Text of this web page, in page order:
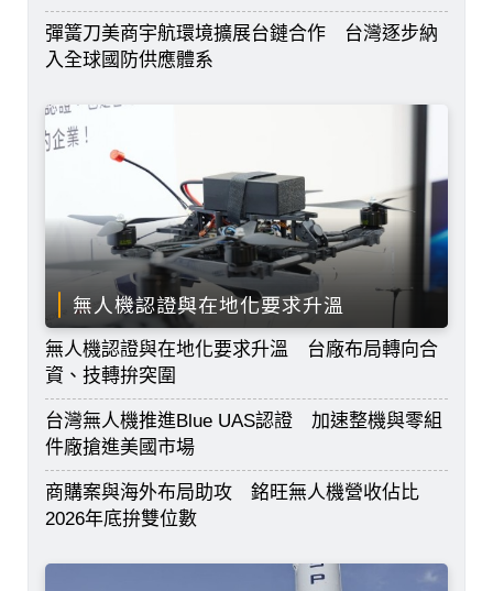
彈簧刀美商宇航環境擴展台鏈合作 台灣逐步納
入全球國防供應體系
無人機認證與在地化要求升溫
無人機認證與在地化要求升溫 台廠布局轉向合
資、技轉拚突圍
台灣無人機推進Blue UAS認證 加速整機與零組
件廠搶進美國市場
商購案與海外布局助攻 銘旺無人機營收佔比
2026年底拚雙位數